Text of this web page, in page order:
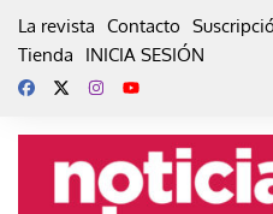
La revista Contacto
Tienda
INICIA SESIÓN